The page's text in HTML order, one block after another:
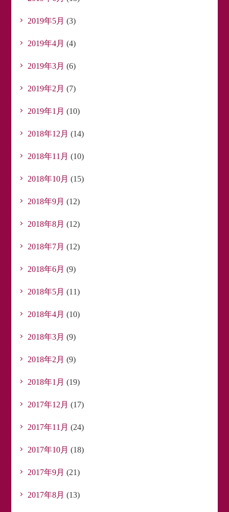
2019年5月 (3)
2019年4月 (4)
2019年3月 (6)
2019年2月 (7)
2019年1月 (10)
2018年12月 (14)
2018年11月 (10)
2018年10月 (15)
2018年9月 (12)
2018年8月 (12)
2018年7月 (12)
2018年6月 (9)
2018年5月 (11)
2018年4月 (10)
2018年3月 (9)
2018年2月 (9)
2018年1月 (19)
2017年12月 (17)
2017年11月 (24)
2017年10月 (18)
2017年9月 (21)
2017年8月 (13)